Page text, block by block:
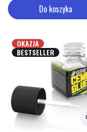
Do koszyka
OKAZJA
BESTSELLER